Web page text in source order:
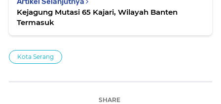
Kejagung Mutasi 65 Kajari, Wilayah Banten
Termasuk
Kota Serang
SHARE